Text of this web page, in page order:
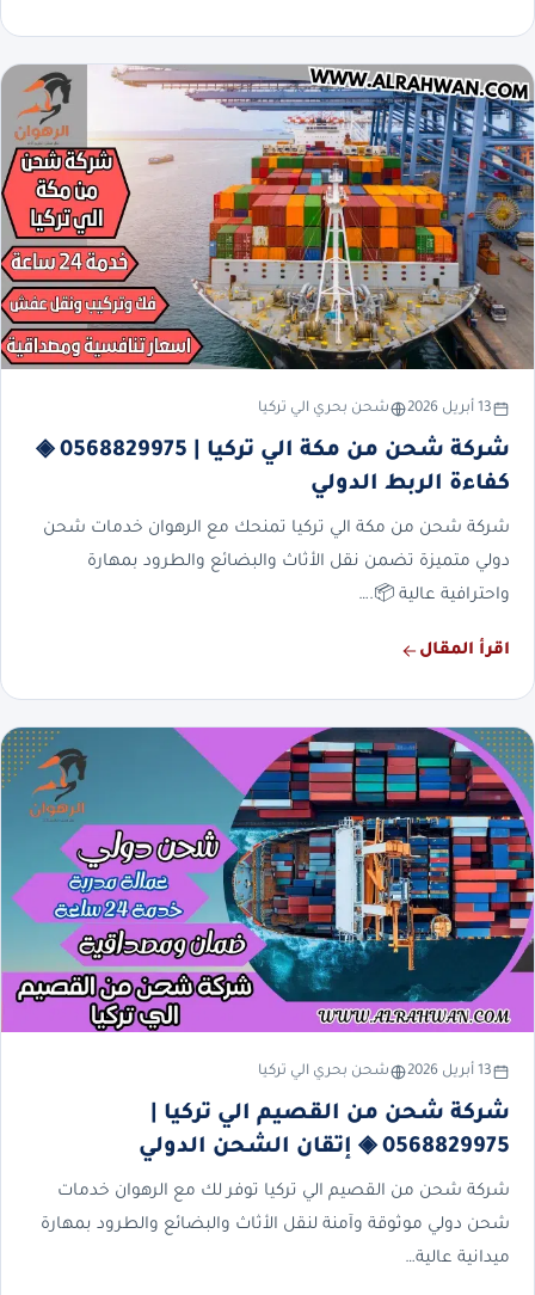
13 أبريل 2026 شحن بحري الي تركيا
شركة شحن من مكة الي تركيا | 0568829975 ◈
كفاءة الربط الدولي
شركة شحن من مكة الي تركيا تمنحك مع الرهوان خدمات شحن
دولي متميزة تضمن نقل الأثاث والبضائع والطرود بمهارة
واحترافية عالية 📦.…
اقرأ المقال
13 أبريل 2026 شحن بحري الي تركيا
شركة شحن من القصيم الي تركيا |
0568829975 ◈ إتقان الشحن الدولي
شركة شحن من القصيم الي تركيا توفر لك مع الرهوان خدمات
شحن دولي موثوقة وآمنة لنقل الأثاث والبضائع والطرود بمهارة
ميدانية عالية…